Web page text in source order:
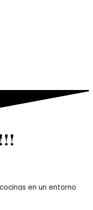
en un entorno